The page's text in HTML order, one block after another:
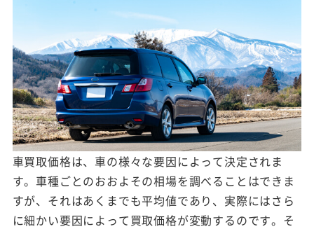
車買取価格は、車の様々な要因によって決定されま
す。車種ごとのおおよその相場を調べることはできま
すが、それはあくまでも平均値であり、実際にはさら
に細かい要因によって買取価格が変動するのです。そ